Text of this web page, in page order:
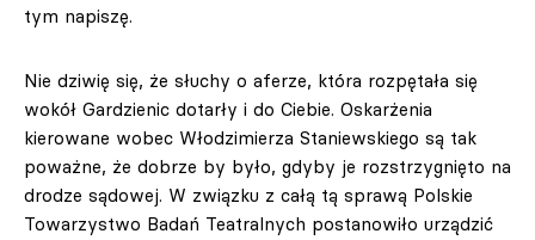
tym napiszę.
Nie dziwię się, że słuchy o aferze, która rozpętała się
wokół Gardzienic dotarły i do Ciebie. Oskarżenia
kierowane wobec Włodzimierza Staniewskiego są tak
poważne, że dobrze by było, gdyby je rozstrzygnięto na
drodze sądowej. W związku z całą tą sprawą Polskie
Towarzystwo Badań Teatralnych postanowiło urządzić